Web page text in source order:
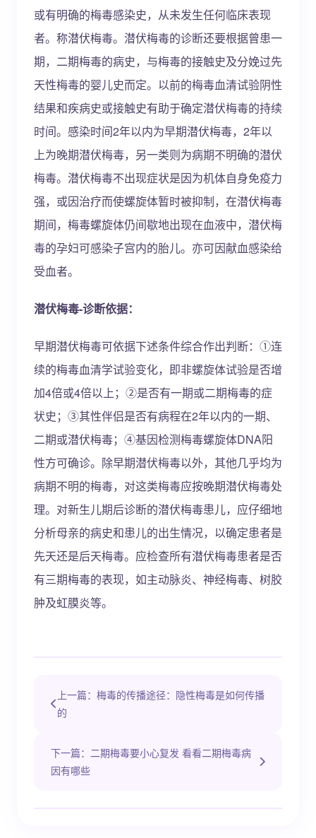
或有明确的梅毒感染史，从未发生任何临床表现
者。称潜伏梅毒。潜伏梅毒的诊断还要根据曾患一
期，二期梅毒的病史，与梅毒的接触史及分娩过先
天性梅毒的婴儿史而定。以前的梅毒血清试验阴性
结果和疾病史或接触史有助于确定潜伏梅毒的持续
时间。感染时间2年以内为早期潜伏梅毒，2年以
上为晚期潜伏梅毒，另一类则为病期不明确的潜伏
梅毒。潜伏梅毒不出现症状是因为机体自身免疫力
强，或因治疗而使螺旋体暂时被抑制，在潜伏梅毒
期间，梅毒螺旋体仍间歇地出现在血液中，潜伏梅
毒的孕妇可感染子宫内的胎儿。亦可因献血感染给
受血者。
潜伏梅毒-诊断依据：
早期潜伏梅毒可依据下述条件综合作出判断：①连
续的梅毒血清学试验变化，即非螺旋体试验是否增
加4倍或4倍以上；②是否有一期或二期梅毒的症
状史；③其性伴侣是否有病程在2年以内的一期、
二期或潜伏梅毒；④基因检测梅毒螺旋体DNA阳
性方可确诊。除早期潜伏梅毒以外，其他几乎均为
病期不明的梅毒，对这类梅毒应按晚期潜伏梅毒处
理。对新生儿期后诊断的潜伏梅毒患儿，应仔细地
分析母亲的病史和患儿的出生情况，以确定患者是
先天还是后天梅毒。应检查所有潜伏梅毒患者是否
有三期梅毒的表现，如主动脉炎、神经梅毒、树胶
肿及虹膜炎等。
上一篇：梅毒的传播途径：隐性梅毒是如何传播
的
下一篇：二期梅毒要小心复发 看看二期梅毒病
因有哪些